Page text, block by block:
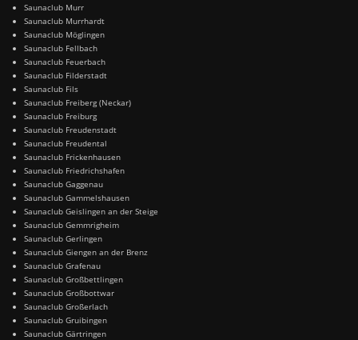
Saunaclub Murr
Saunaclub Murrhardt
Saunaclub Möglingen
Saunaclub Fellbach
Saunaclub Feuerbach
Saunaclub Filderstadt
Saunaclub Fils
Saunaclub Freiberg (Neckar)
Saunaclub Freiburg
Saunaclub Freudenstadt
Saunaclub Freudental
Saunaclub Frickenhausen
Saunaclub Friedrichshafen
Saunaclub Gaggenau
Saunaclub Gammelshausen
Saunaclub Geislingen an der Steige
Saunaclub Gemmrigheim
Saunaclub Gerlingen
Saunaclub Giengen an der Brenz
Saunaclub Grafenau
Saunaclub Großbettlingen
Saunaclub Großbottwar
Saunaclub Großerlach
Saunaclub Gruibingen
Saunaclub Gärtringen